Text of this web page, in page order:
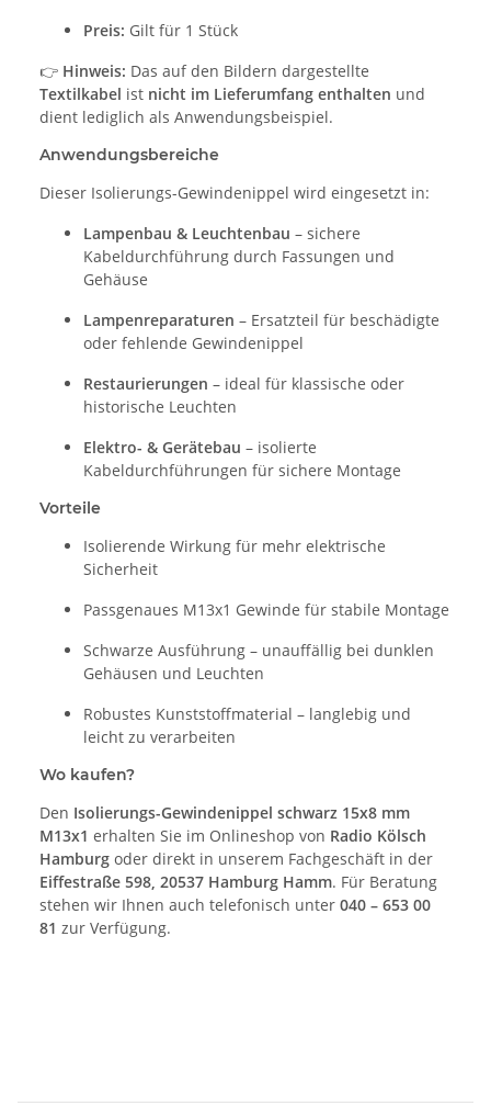
Preis: Gilt für 1 Stück
👉 Hinweis: Das auf den Bildern dargestellte
Textilkabel ist nicht im Lieferumfang enthalten und
dient lediglich als Anwendungsbeispiel.
Anwendungsbereiche
Dieser Isolierungs-Gewindenippel wird eingesetzt in:
Lampenbau & Leuchtenbau – sichere
Kabeldurchführung durch Fassungen und
Gehäuse
Lampenreparaturen – Ersatzteil für beschädigte
oder fehlende Gewindenippel
Restaurierungen – ideal für klassische oder
historische Leuchten
Elektro- & Gerätebau – isolierte
Kabeldurchführungen für sichere Montage
Vorteile
Isolierende Wirkung für mehr elektrische
Sicherheit
Passgenaues M13x1 Gewinde für stabile Montage
Schwarze Ausführung – unauffällig bei dunklen
Gehäusen und Leuchten
Robustes Kunststoffmaterial – langlebig und
leicht zu verarbeiten
Wo kaufen?
Den Isolierungs-Gewindenippel schwarz 15x8 mm
M13x1 erhalten Sie im Onlineshop von Radio Kölsch
Hamburg oder direkt in unserem Fachgeschäft in der
Eiffestraße 598, 20537 Hamburg Hamm. Für Beratung
stehen wir Ihnen auch telefonisch unter 040 – 653 00
81 zur Verfügung.